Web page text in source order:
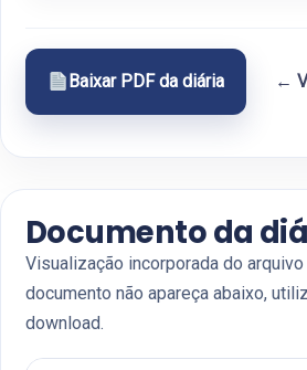
Baixar PDF da diária ←
Documento da
Visualização incorporada do
documento não apareça abaixo,
download.